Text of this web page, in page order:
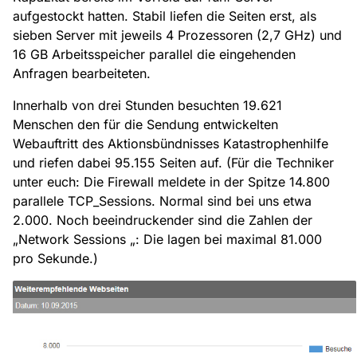
aufgestockt hatten. Stabil liefen die Seiten erst, als
sieben Server mit jeweils 4 Prozessoren (2,7 GHz) und
16 GB Arbeitsspeicher parallel die eingehenden
Anfragen bearbeiteten.
Innerhalb von drei Stunden besuchten 19.621
Menschen den für die Sendung entwickelten
Webauftritt des Aktionsbündnisses Katastrophenhilfe
und riefen dabei 95.155 Seiten auf. (Für die Techniker
unter euch: Die Firewall meldete in der Spitze 14.800
parallele TCP_Sessions. Normal sind bei uns etwa
2.000. Noch beeindruckender sind die Zahlen der
„Network Sessions „: Die lagen bei maximal 81.000
pro Sekunde.)